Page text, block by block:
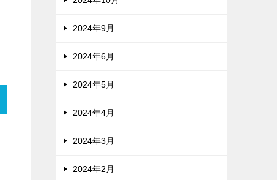
2024年9月
2024年6月
2024年5月
2024年4月
2024年3月
2024年2月